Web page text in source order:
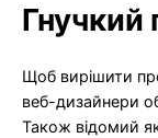
Гнучкий
Щоб вирішити
веб-дизайнери
Також відомий